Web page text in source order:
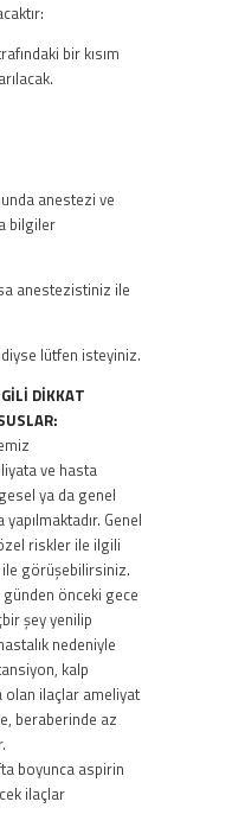
bir kısım
anestezi ve
bilgiler
anestezistiniz ile
lütfen isteyiniz.
DİKKAT
ve hasta
ya da genel
Genel
riskler ile ilgili
görüşebilirsiniz.
günden önceki gece
şey yenilip
nedeniyle
kalp
olan ilaçlar ameliyat
beraberinde az
boyunca aspirin
ilaçlar